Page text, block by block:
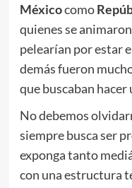
Méxicocomo
quienes se
pelearían por estar
demás fueron
que buscaban hacer
No debemos
siempre busca ser
exponga tanto
con una estructura